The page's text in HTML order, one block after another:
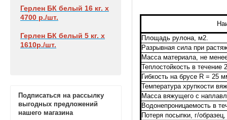
Герлен БК белый 16 кг. х
4700 р./шт.
Герлен БК белый 5 кг. х
1610р./шт.
Подписаться на рассылку
выгодных предложений
нашего магазина
Площадь рулона, м2.
Разрывная сила при
Масса материала, не
Теплостойкость в
Гибкость на брусе R = 25
Температура хрупкости
Масса вяжущего с
Водонепроницаемость в
Потеря посыпки, г/